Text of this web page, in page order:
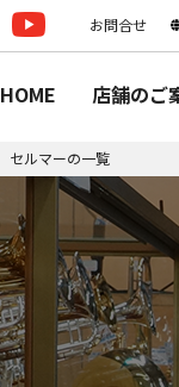
お問合せ
HOME 店舗のご
セルマーの一覧